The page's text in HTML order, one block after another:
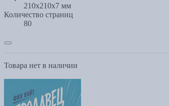
210x210x7 мм
Количество страниц
80
Товара нет в наличии